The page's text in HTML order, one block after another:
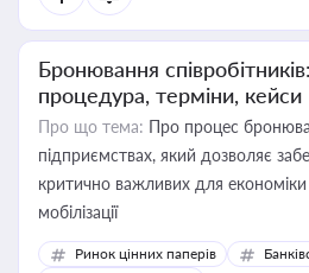
Бронювання співробітників:
процедура, терміни, кейси
Про що тема: Про процес
підприємствах, який дозволяє
критично важливих для економіки
мобілізації
Ринок цінних паперів